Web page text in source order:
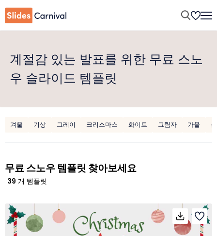
계절감 있는 발표를 위한 무료 스노
우 슬라이드 템플릿
겨울 기상 그레이 크리스마스 화이트 그림자 가을 산
무료 스노우 템플릿 찾아보세요
39 개 템플릿